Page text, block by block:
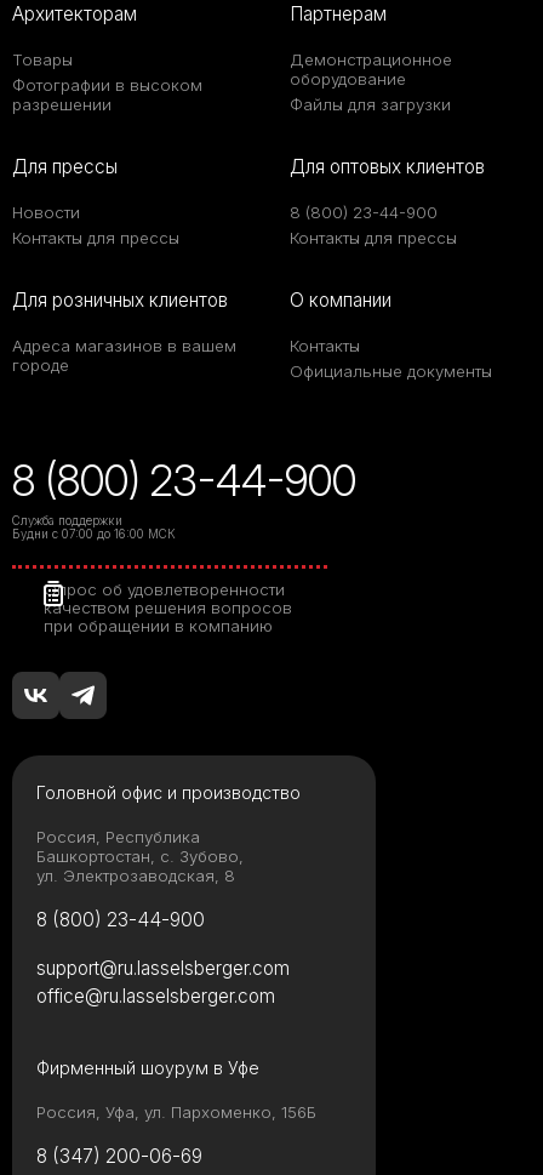
Архитекторам
Товары
Фотографии в высоком
разрешении
Партнерам
Демонстрационное
оборудование
Файлы для загрузки
Для прессы
Новости
Контакты для прессы
Для оптовых клиентов
8 (800) 23-44-900
Контакты для прессы
Для розничных клиентов
Адреса магазинов в вашем
городе
О компании
Контакты
Официальные документы
8 (800) 23-44-900
Служба поддержки
Будни с 07:00 до 16:00 МСК
Опрос об удовлетворенности
качеством решения вопросов
при обращении в компанию
Головной офис и производство
Россия, Республика
Башкортостан, с. Зубово,
ул. Электрозаводская, 8
8 (800) 23-44-900
Фирменный шоурум в Уфе
Россия, Уфа, ул. Пархоменко, 156Б
8 (347) 200-06-69
support@ru.lasselsberger.com
office@ru.lasselsberger.com